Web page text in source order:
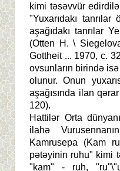
kimi təsəvvür
"Yuxarıdakı tanrılar
aşağıdakı tanrılar
(Otten H. \
Gottheit ... 1970, c.
ovsunların birində
olunur. Onun
aşağısında ilan
120).
Hattilər Orta
ilahə
Kamrusepa (Kam
pətəyinin ruhu" kimi
"kam" - ruh,